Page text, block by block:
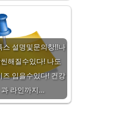
설명및문의창!!나
해질수있다! 나도
즈 입을수있다! 건강
과 라인까지…